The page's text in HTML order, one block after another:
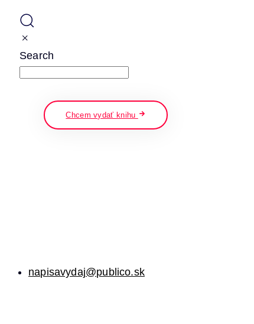
Search
Chcem vydať knihu
napisavydaj@publico.sk